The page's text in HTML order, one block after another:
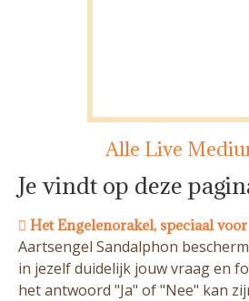
Alle Live
Je vindt op deze
Het Engelenorakel, speciaal
Aartsengel Sandalphon
in jezelf duidelijk jouw vraag en
het antwoord "Ja" of "Nee" kan